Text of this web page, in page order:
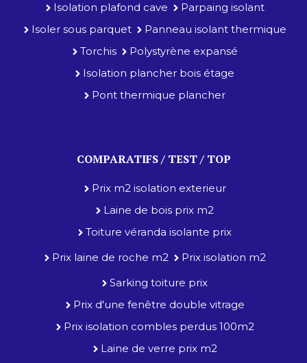
Isolation plafond cave
Parpaing isolant
Isoler sous parquet
Panneau isolant thermique
Torchis
Polystyrène expansé
Isolation plancher bois étage
Pont thermique plancher
COMPARATIFS / TEST / TOP
Prix m2 isolation exterieur
Laine de bois prix m2
Toiture véranda isolante prix
Prix laine de roche m2
Prix isolation m2
Sarking toiture prix
Prix d'une fenêtre double vitrage
Prix isolation combles perdus 100m2
Laine de verre prix m2